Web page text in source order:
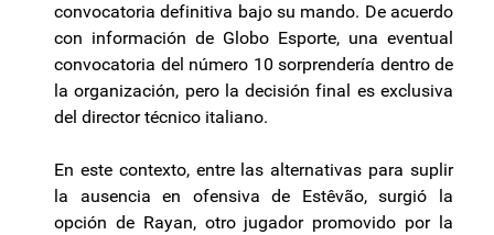
convocatoria definitiva bajo su mando. De acuerdo
con información de Globo Esporte, una eventual
convocatoria del número 10 sorprendería dentro de
la organización, pero la decisión final es exclusiva
del director técnico italiano.
En este contexto, entre las alternativas para suplir
la ausencia en ofensiva de Estêvão, surgió la
opción de Rayan, otro jugador promovido por la